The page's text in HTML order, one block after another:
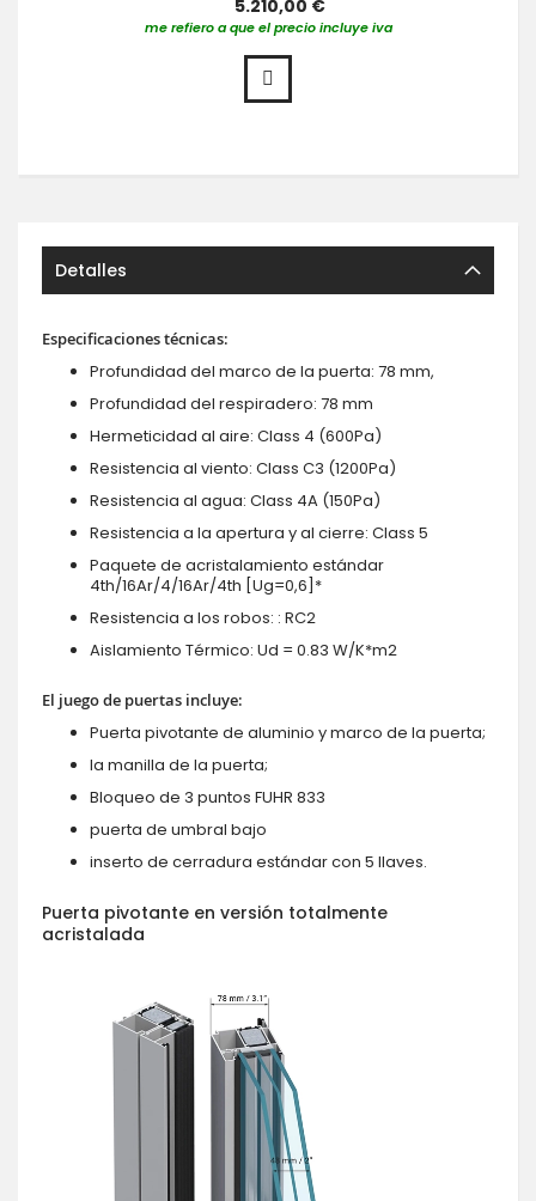
5.210,00 €
me refiero a que el precio incluye iva
Detalles
Especificaciones técnicas:
Profundidad del marco de la puerta: 78 mm,
Profundidad del respiradero: 78 mm
Hermeticidad al aire: Class 4 (600Pa)
Resistencia al viento: Class C3 (1200Pa)
Resistencia al agua: Class 4A (150Pa)
Resistencia a la apertura y al cierre: Class 5
Paquete de acristalamiento estándar
4th/16Ar/4/16Ar/4th [Ug=0,6]*
Resistencia a los robos: : RC2
Aislamiento Térmico: Ud = 0.83 W/K*m2
El juego de puertas incluye:
Puerta pivotante de aluminio y marco de la puerta;
la manilla de la puerta;
Bloqueo de 3 puntos FUHR 833
puerta de umbral bajo
inserto de cerradura estándar con 5 llaves.
Puerta pivotante en versión totalmente
acristalada